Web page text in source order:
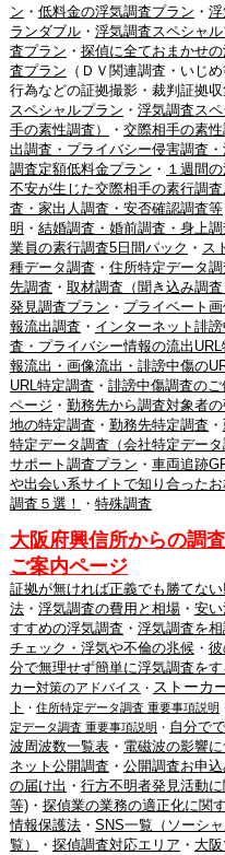
ン ・ 低料金の浮気調査プラン ・
ランダブル・ 浮気調査スペシャ
査プラン ・ 探偵に全ておまかせ
査プラン （ＤＶ関連調査・いじ
行為などの証拠撮影・裁判証拠収
スペシャルプラン ・ 浮気調査ス
手の素性調査）
・ 交際相手の素
出調査・プライバシー侵害調査
調査定額低料金プラン ・ １週間
不安が生じた交際相手の素行調
査・家出人調査・安否確認調査等
明 ・ 結婚調査・婚前調査・身上調
業員の素行調査5日間パック ・ ス
種データ調査 ・ 住所特定データ
先調査 ・ 取材調査（聞き込み調査
発見調査プラン ・ プライベート
報流出調査 ・ インターネット誹
査・プライバシー情報の流出
報流出・画像流出・誹謗中傷の
URL特定調査 ・ 誹謗中傷調査の
ページ ・ 勤務先から調査対象者
地の特定調査 ・ 勤務先特定調査 ・
特定データ調査（会社特定データ
サポート調査プラン ・ 車両追跡
や出会い系サイトで知り合った
調査５選！
・ 特殊調査
大阪府興信所からの調
ご案内ページ
証拠が無ければ正義でも勝てな
法・ 浮気調査の費用と相場・ 安
すすめの浮気調査 ・ 浮気調査を
チェック・浮気や不倫の兆候・
分で無理せず簡単に浮気調査を
カー対策のアドバイス ・ ストーカ
ト ・ 住所特定データ調査 重要事項説明
定データ調査 重要事項説明 ・ 自分で
波周波数一覧表・ 電磁波の影響
ネット公開調査 ・ 公開調査お申
の届け出 ・ 行方不明者発見活動に
等)・ 探偵業の業務の適正化に関
情報保護法・ SNS一覧（ソーシ
覧）
・ 探偵調査対応エリア ・ 大